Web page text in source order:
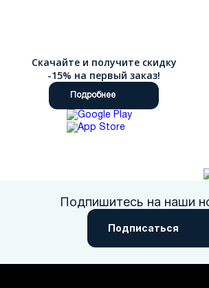
Скачайте и получите скидку
-15% на первый заказ!
Подробнее
Подпишитесь на наши
Подписаться